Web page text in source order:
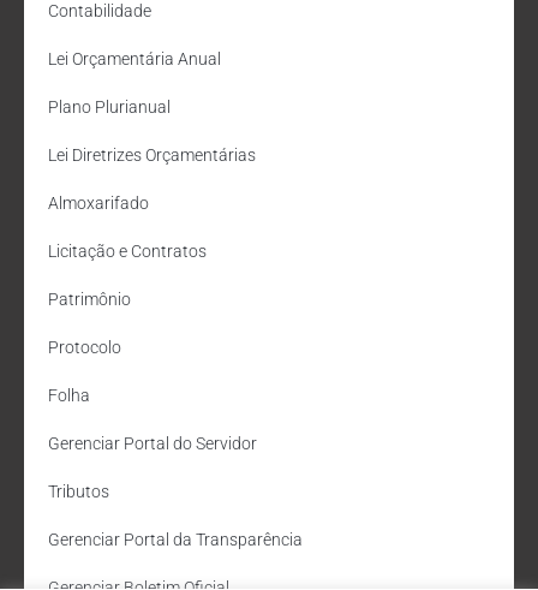
Contabilidade
Lei Orçamentária Anual
Plano Plurianual
Lei Diretrizes Orçamentárias
Almoxarifado
Licitação e Contratos
Patrimônio
Protocolo
Folha
Gerenciar Portal do Servidor
Tributos
Gerenciar Portal da Transparência